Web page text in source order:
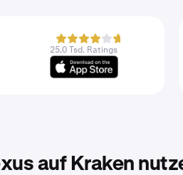
25,0 Tsd. Ratings
auf Kraken